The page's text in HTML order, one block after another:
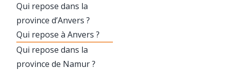
Qui repose dans la
province d’Anvers ?
Qui repose à Anvers ?
Qui repose dans la
province de Namur ?